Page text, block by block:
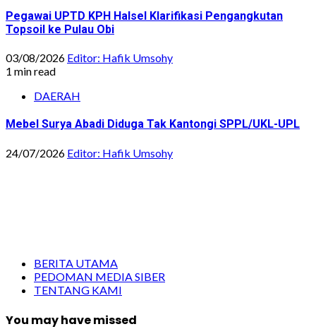
Pegawai UPTD KPH Halsel Klarifikasi Pengangkutan
Topsoil ke Pulau Obi
03/08/2026 Editor: Hafik Umsohy
1 min read
DAERAH
Mebel Surya Abadi Diduga Tak Kantongi SPPL/UKL-UPL
24/07/2026 Editor: Hafik Umsohy
BERITA UTAMA
PEDOMAN MEDIA SIBER
TENTANG KAMI
You may have missed